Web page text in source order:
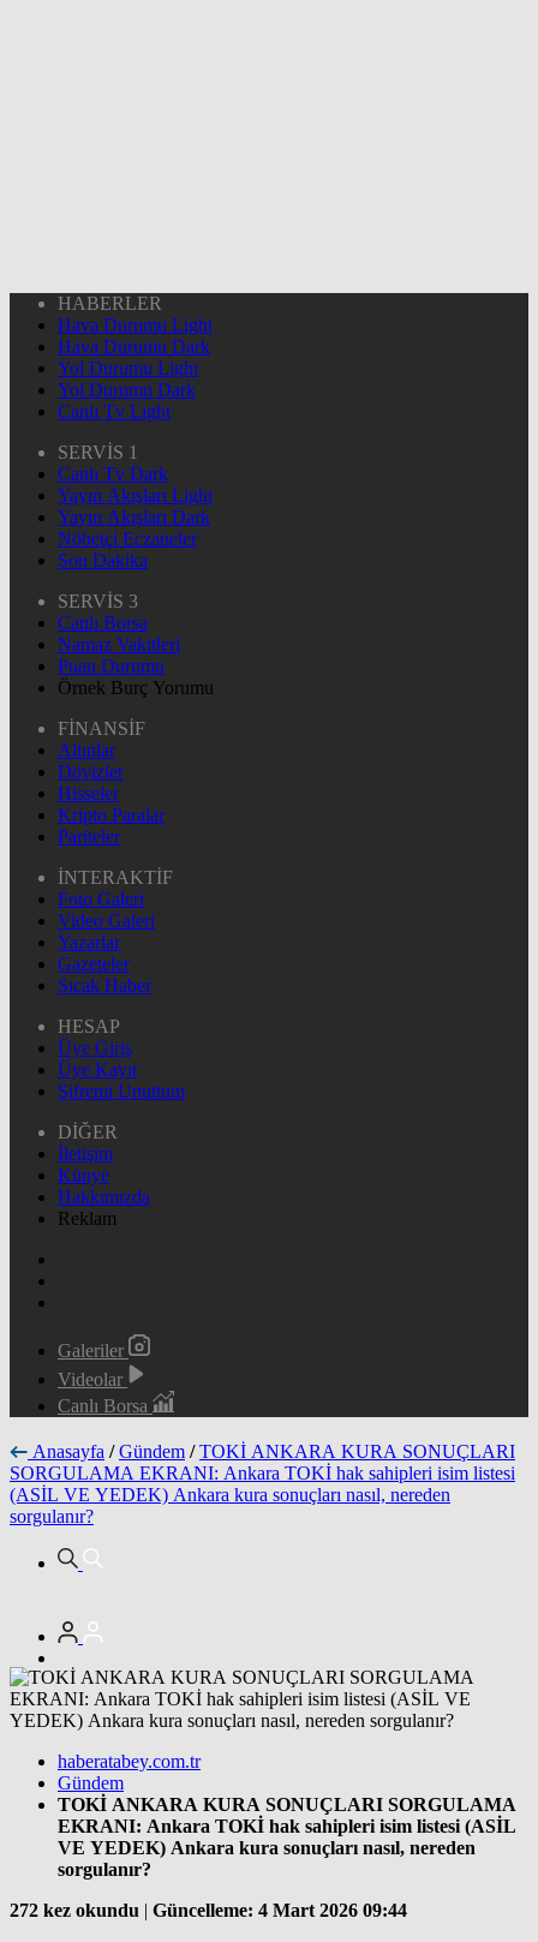
HABERLER
Hava Durumu Light
Hava Durumu Dark
Yol Durumu Light
Yol Durumu Dark
Canlı Tv Light
SERVİS 1
Canlı Tv Dark
Yayın Akışları Light
Yayın Akışları Dark
Nöbetçi Eczaneler
Son Dakika
SERVİS 3
Canlı Borsa
Namaz Vakitleri
Puan Durumu
Örnek Burç Yorumu
FİNANSİF
Altınlar
Dövizler
Hisseler
Kripto Paralar
Pariteler
İNTERAKTİF
Foto Galeri
Video Galeri
Yazarlar
Gazeteler
Sıcak Haber
HESAP
Üye Giriş
Üye Kayıt
Şifremi Unuttum
DİĞER
İletişim
Künye
Hakkımızda
Reklam
Galeriler
Videolar
Canlı Borsa
Anasayfa / Gündem / TOKİ ANKARA KURA SONUÇLARI
SORGULAMA EKRANI: Ankara TOKİ hak sahipleri isim listesi
(ASİL VE YEDEK) Ankara kura sonuçları nasıl, nereden
sorgulanır?
haberatabey.com.tr
Gündem
TOKİ ANKARA KURA SONUÇLARI SORGULAMA
EKRANI: Ankara TOKİ hak sahipleri isim listesi (ASİL
VE YEDEK) Ankara kura sonuçları nasıl, nereden
sorgulanır?
272 kez okundu | Güncelleme: 4 Mart 2026 09:44